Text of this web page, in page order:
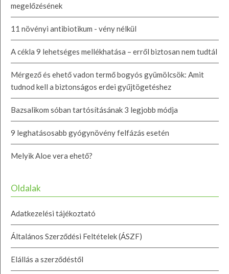
megelőzésének
11 növényi antibiotikum - vény nélkül
A cékla 9 lehetséges mellékhatása – erről biztosan nem tudtál
Mérgező és ehető vadon termő bogyós gyümölcsök: Amit
tudnod kell a biztonságos erdei gyűjtögetéshez
Bazsalikom sóban tartósításának 3 legjobb módja
9 leghatásosabb gyógynövény felfázás esetén
Melyik Aloe vera ehető?
Oldalak
Adatkezelési tájékoztató
Általános Szerződési Feltételek (ÁSZF)
Elállás a szerződéstől